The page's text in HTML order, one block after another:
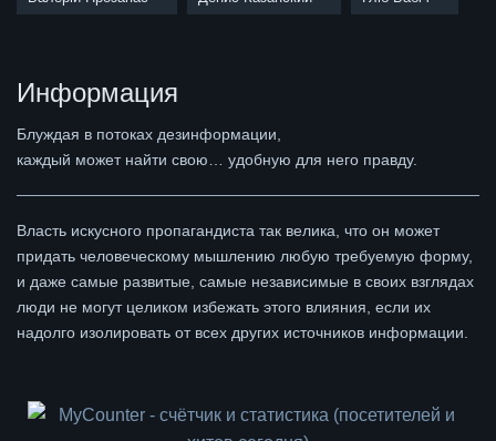
Информация
Блуждая в потоках дезинформации,
каждый может найти свою… удобную для него правду.
Власть искусного пропагандиста так велика, что он может
придать человеческому мышлению любую требуемую форму,
и даже самые развитые, самые независимые в своих взглядах
люди не могут целиком избежать этого влияния, если их
надолго изолировать от всех других источников информации.